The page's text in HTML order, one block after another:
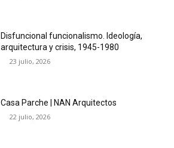
Disfuncional funcionalismo. Ideología,
arquitectura y crisis, 1945-1980
23 julio, 2026
Casa Parche | NAN Arquitectos
22 julio, 2026